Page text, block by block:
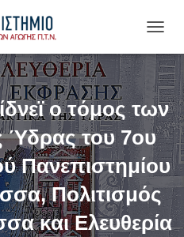
Ν
Α
Λ
Λ
Α
Γ
Ή
Π
Λ
Ο
Ή
Γ
ο τόμος των
Ύδρας του 7ου
Πανεπιστημίου
Πολιτισμός
και Ελευθερία